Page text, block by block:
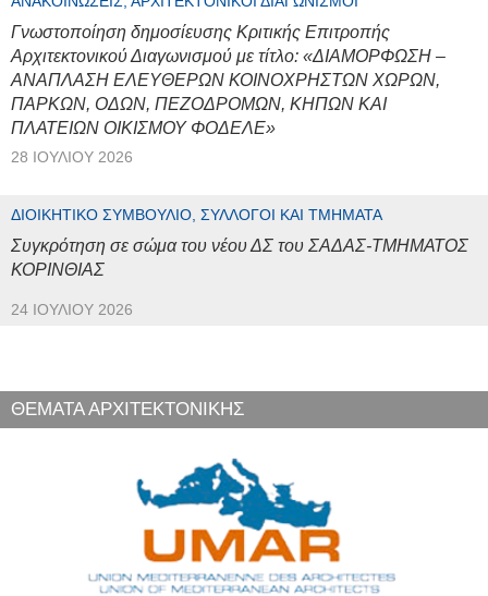
Γνωστοποίηση δημοσίευσης Κριτικής Επιτροπής
Αρχιτεκτονικού Διαγωνισμού με τίτλο: «ΔΙΑΜΟΡΦΩΣΗ –
ΑΝΑΠΛΑΣΗ ΕΛΕΥΘΕΡΩΝ ΚΟΙΝΟΧΡΗΣΤΩΝ ΧΩΡΩΝ,
ΠΑΡΚΩΝ, ΟΔΩΝ, ΠΕΖΟΔΡΟΜΩΝ, ΚΗΠΩΝ ΚΑΙ
ΠΛΑΤΕΙΩΝ ΟΙΚΙΣΜΟΥ ΦΟΔΕΛΕ»
28 ΙΟΥΛΊΟΥ 2026
ΔΙΟΙΚΗΤΙΚΌ ΣΥΜΒΟΎΛΙΟ, ΣΎΛΛΟΓΟΙ ΚΑΙ ΤΜΉΜΑΤΑ
Συγκρότηση σε σώμα του νέου ΔΣ του ΣΑΔΑΣ-ΤΜΗΜΑΤΟΣ
ΚΟΡΙΝΘΙΑΣ
24 ΙΟΥΛΊΟΥ 2026
ΘΕΜΑΤΑ ΑΡΧΙΤΕΚΤΟΝΙΚΗΣ